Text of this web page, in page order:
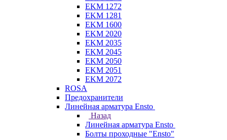
EKM 1272
EKM 1281
EKM 1600
EKM 2020
EKM 2035
EKM 2045
EKM 2050
EKM 2051
EKM 2072
ROSA
Предохранители
Линейная арматура Ensto
Назад
Линейная арматура Ensto
Болты проходные "Ensto"